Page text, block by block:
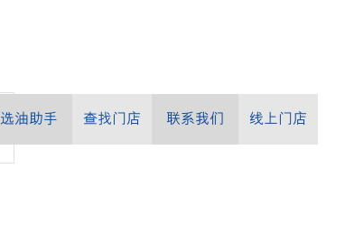
选油助手 查找门店 联系我们 线上门店